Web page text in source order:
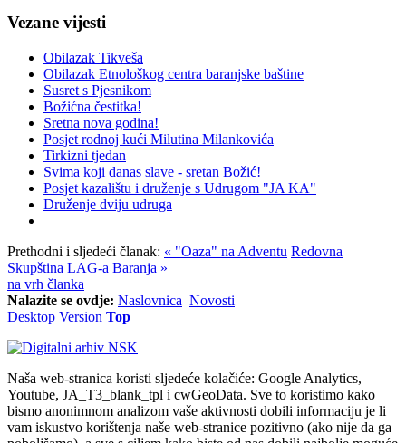
Vezane vijesti
Obilazak Tikveša
Obilazak Etnološkog centra baranjske baštine
Susret s Pjesnikom
Božićna čestitka!
Sretna nova godina!
Posjet rodnoj kući Milutina Milankovića
Tirkizni tjedan
Svima koji danas slave - sretan Božić!
Posjet kazalištu i druženje s Udrugom "JA KA"
Druženje dviju udruga
Prethodni i sljedeći članak: « "Oaza" na Adventu Redovna
Skupština LAG-a Baranja »
na vrh članka
Nalazite se ovdje: Naslovnica Novosti
Desktop Version Top
Naša web-stranica koristi sljedeće kolačiće: Google Analytics,
Youtube, JA_T3_blank_tpl i cwGeoData. Sve to koristimo kako
bismo anonimnom analizom vaše aktivnosti dobili informaciju je li
vam iskustvo korištenja naše web-stranice pozitivno (ako nije da ga